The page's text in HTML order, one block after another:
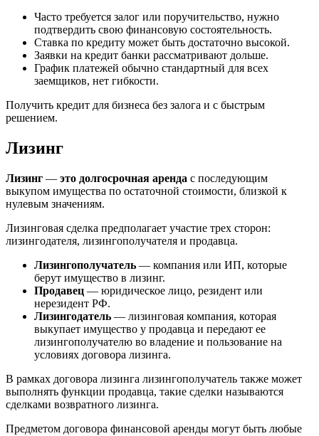
Часто требуется залог или поручительство, нужно
подтвердить свою финансовую состоятельность.
Ставка по кредиту может быть достаточно высокой.
Заявки на кредит банки рассматривают дольше.
График платежей обычно стандартный для всех
заемщиков, нет гибкости.
Получить кредит для бизнеса без залога и с быстрым
решением.
Лизинг
Лизинг — это долгосрочная аренда с последующим
выкупом имущества по остаточной стоимости, близкой к
нулевым значениям.
Лизинговая сделка предполагает участие трех сторон:
лизингодателя, лизингополучателя и продавца.
Лизингополучатель — компания или ИП, которые
берут имущество в лизинг.
Продавец — юридическое лицо, резидент или
нерезидент РФ.
Лизингодатель — лизинговая компания, которая
выкупает имущество у продавца и передают ее
лизингополучателю во владение и пользование на
условиях договора лизинга.
В рамках договора лизинга лизингополучатель также может
выполнять функции продавца, такие сделки называются
сделками возвратного лизинга.
Предметом договора финансовой аренды могут быть любые